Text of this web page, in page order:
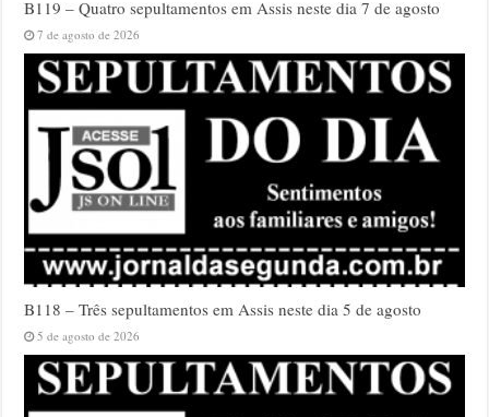
B119 – Quatro sepultamentos em Assis neste dia 7 de agosto
7 de agosto de 2026
B118 – Três sepultamentos em Assis neste dia 5 de agosto
5 de agosto de 2026